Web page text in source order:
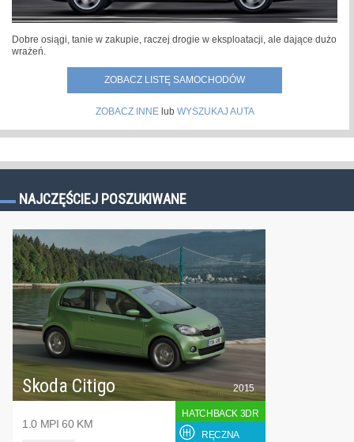
Dobre osiągi, tanie w zakupie, raczej drogie w eksploatacji, ale dające dużo
wrażeń.
ZOBACZ LISTĘ SAMOCHODÓW
ZOBACZ INNElub WYSZUKAJ AUTA
NAJCZĘŚCIEJ POSZUKIWANE
Skoda Citigo
1.0 MPI 60 KM
2015
HATCHBACK 3DR
RĘCZNA